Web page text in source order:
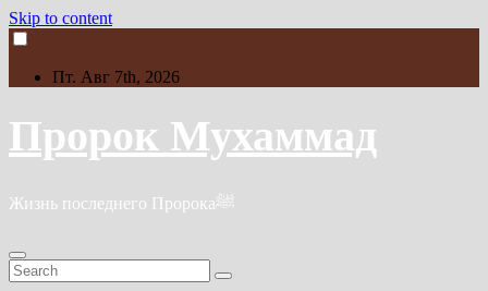
Skip to content
Пт. Авг 7th, 2026
Пророк Мухаммад
Жизнь последнего Пророкаﷺ